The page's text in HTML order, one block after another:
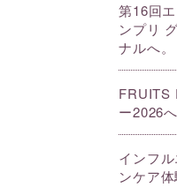
第16回
ンプリ
ナルへ。
FRUITS
ー2026へ
インフ
ンケア体